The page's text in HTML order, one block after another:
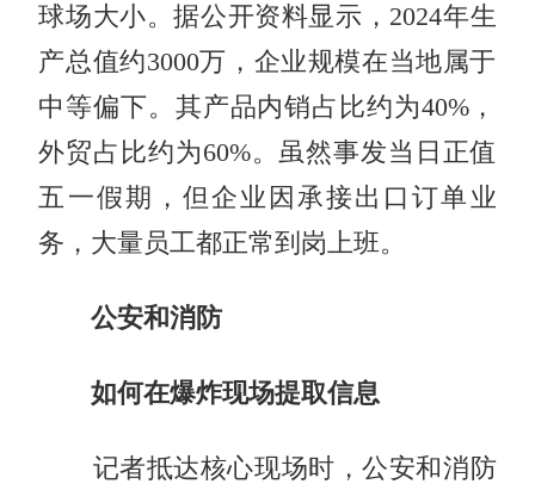
球场大小。据公开资料显示，2024年生
产总值约3000万，企业规模在当地属于
中等偏下。其产品内销占比约为40%，
外贸占比约为60%。虽然事发当日正值
五一假期，但企业因承接出口订单业
务，大量员工都正常到岗上班。
公安和消防
如何在爆炸现场提取信息
记者抵达核心现场时，公安和消防